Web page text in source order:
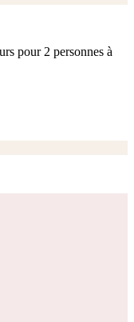
pour 2 personnes à